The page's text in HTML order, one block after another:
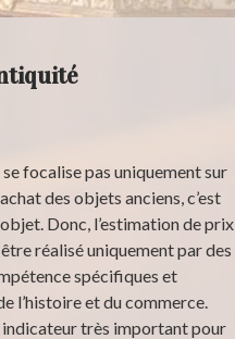
focalise pas uniquement sur
des objets anciens, c’est
Donc, l’estimation de prix
réalisé uniquement par des
spécifiques et
l’histoire et du commerce.
très important pour